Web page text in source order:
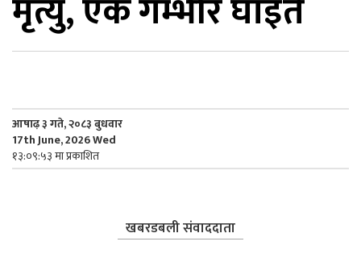
मृत्यु, एक गम्भीर घाइते
आषाढ़ ३ गते, २०८३ बुधवार
17th June, 2026 Wed
१३:०९:५३ मा प्रकाशित
खबरडबली संवाददाता